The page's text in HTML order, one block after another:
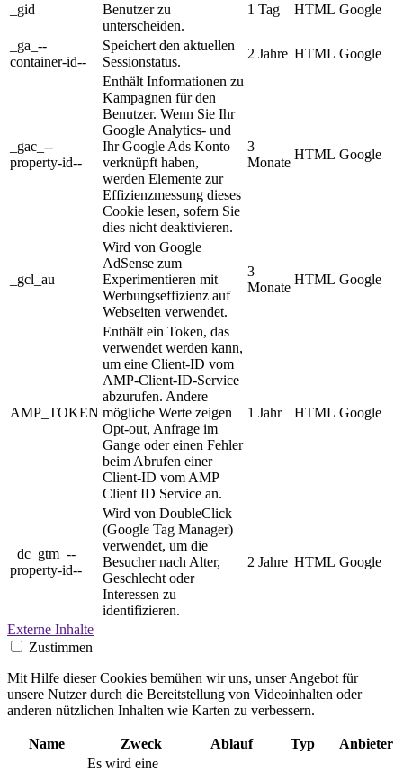
_gid
Benutzer zu
unterscheiden.
1 Tag HTML Google
_ga_--
container-id--
Speichert den aktuellen
Sessionstatus.
2 Jahre HTML Google
_gac_--
property-id--
Enthält Informationen zu
Kampagnen für den
Benutzer. Wenn Sie Ihr
Google Analytics- und
Ihr Google Ads Konto
verknüpft haben,
werden Elemente zur
Effizienzmessung dieses
Cookie lesen, sofern Sie
dies nicht deaktivieren.
3
Monate
HTML Google
_gcl_au
Wird von Google
AdSense zum
Experimentieren mit
Werbungseffizienz auf
Webseiten verwendet.
3
Monate
HTML Google
AMP_TOKEN
Enthält ein Token, das
verwendet werden kann,
um eine Client-ID vom
AMP-Client-ID-Service
abzurufen. Andere
mögliche Werte zeigen
Opt-out, Anfrage im
Gange oder einen Fehler
beim Abrufen einer
Client-ID vom AMP
Client ID Service an.
1 Jahr HTML Google
_dc_gtm_--
property-id--
Wird von DoubleClick
(Google Tag Manager)
verwendet, um die
Besucher nach Alter,
Geschlecht oder
Interessen zu
identifizieren.
2 Jahre HTML Google
Externe Inhalte
Zustimmen
Mit Hilfe dieser Cookies bemühen wir uns, unser Angebot für
unsere Nutzer durch die Bereitstellung von Videoinhalten oder
anderen nützlichen Inhalten wie Karten zu verbessern.
Name Zweck Ablauf Typ
Anbieter
Es wird eine